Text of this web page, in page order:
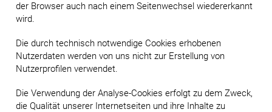
der Browser auch nach einem Seitenwechsel wiedererkannt
wird.
Die durch technisch notwendige Cookies erhobenen
Nutzerdaten werden von uns nicht zur Erstellung von
Nutzerprofilen verwendet.
Die Verwendung der Analyse-Cookies erfolgt zu dem Zweck,
die Qualität unserer Internetseiten und ihre Inhalte zu